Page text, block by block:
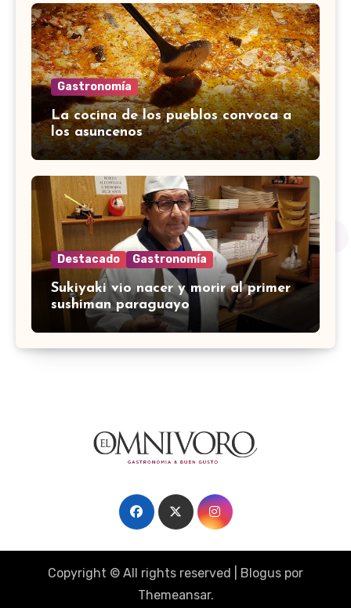
Gastronomía
La cocina de los pueblos convoca a
los asuncenos
Destacado Gastronomía
Sukiyaki vio nacer y morir al primer
sushiman paraguayo
Copyright © All rights reserved Blogus por
Themeansar.